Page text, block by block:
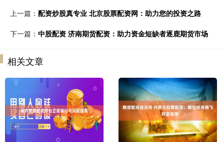
上一篇： 配资炒股真专业 北京股票配资网：助力您的投资之路
下一篇： 中股配资 济南期货配资：助力资金短缺者逐鹿期货市场
相关文章